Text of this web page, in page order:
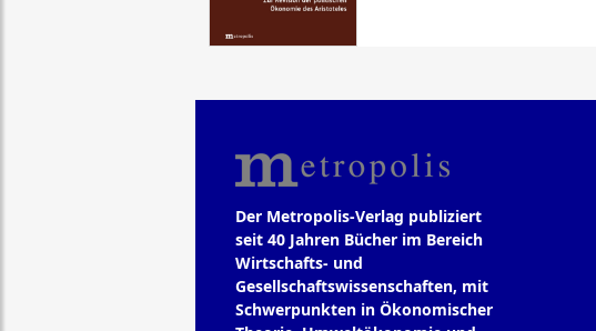
Der Metropolis-Verlag publiziert
seit 40 Jahren Bücher im Bereich
Wirtschafts- und
Gesellschaftswissenschaften, mit
Schwerpunkten in Ökonomischer